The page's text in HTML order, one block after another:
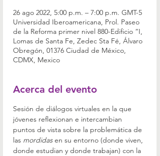
26 ago 2022, 5:00 p.m. – 7:00 p.m. GMT-5
Universidad Iberoamericana, Prol. Paseo
de la Reforma primer nivel 880-Edificio “I,
Lomas de Santa Fe, Zedec Sta Fé, Álvaro
Obregón, 01376 Ciudad de México,
CDMX, Mexico
Acerca del evento
Sesión de diálogos virtuales en la que
jóvenes reflexionan e intercambian
puntos de vista sobre la problemática de
las mordidas en su entorno (donde viven,
donde estudian y donde trabajan) con la